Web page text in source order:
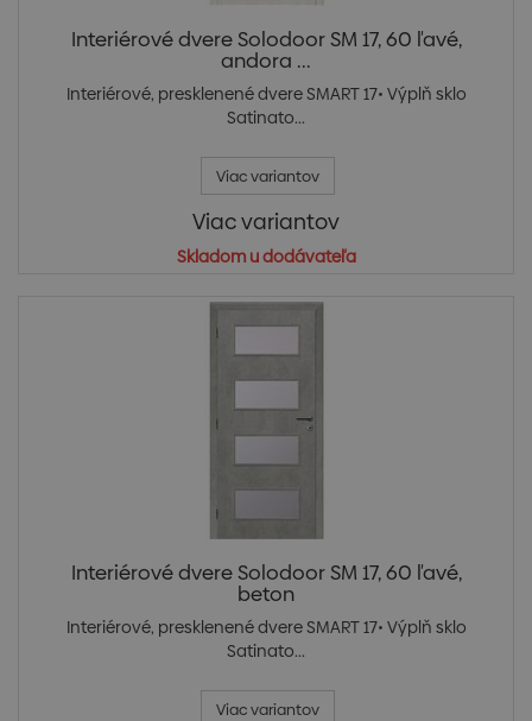
Interiérové dvere Solodoor SM 17, 60 ľavé,
andora ...
Interiérové, presklenené dvere SMART 17• Výplň sklo
Satinato...
Viac variantov
Viac variantov
Skladom u dodávateľa
Interiérové dvere Solodoor SM 17, 60 ľavé,
beton
Interiérové, presklenené dvere SMART 17• Výplň sklo
Satinato...
Viac variantov